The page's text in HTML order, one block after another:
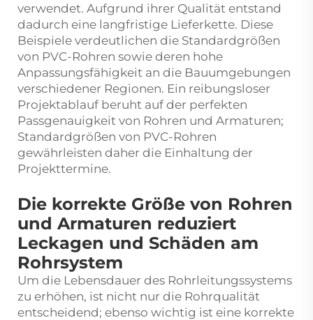
verwendet. Aufgrund ihrer Qualität entstand
dadurch eine langfristige Lieferkette. Diese
Beispiele verdeutlichen die Standardgrößen
von PVC-Rohren sowie deren hohe
Anpassungsfähigkeit an die Bauumgebungen
verschiedener Regionen. Ein reibungsloser
Projektablauf beruht auf der perfekten
Passgenauigkeit von Rohren und Armaturen;
Standardgrößen von PVC-Rohren
gewährleisten daher die Einhaltung der
Projekttermine.
Die korrekte Größe von Rohren
und Armaturen reduziert
Leckagen und Schäden am
Rohrsystem
Um die Lebensdauer des Rohrleitungssystems
zu erhöhen, ist nicht nur die Rohrqualität
entscheidend; ebenso wichtig ist eine korrekte